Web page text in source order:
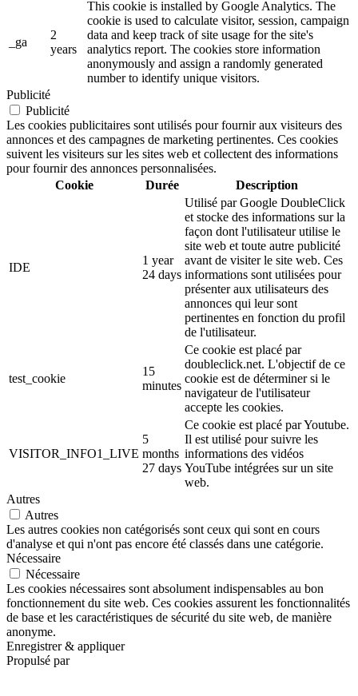
_ga
2
years
This cookie is installed by Google Analytics. The
cookie is used to calculate visitor, session, campaign
data and keep track of site usage for the site's
analytics report. The cookies store information
anonymously and assign a randomly generated
number to identify unique visitors.
Publicité
Publicité
Les cookies publicitaires sont utilisés pour fournir aux visiteurs des
annonces et des campagnes de marketing pertinentes. Ces cookies
suivent les visiteurs sur les sites web et collectent des informations
pour fournir des annonces personnalisées.
Cookie
Durée Description
IDE
1 year
24 days
Utilisé par Google DoubleClick
et stocke des informations sur la
façon dont l'utilisateur utilise le
site web et toute autre publicité
avant de visiter le site web. Ces
informations sont utilisées pour
présenter aux utilisateurs des
annonces qui leur sont
pertinentes en fonction du profil
de l'utilisateur.
test_cookie
15
minutes
Ce cookie est placé par
doubleclick.net. L'objectif de ce
cookie est de déterminer si le
navigateur de l'utilisateur
accepte les cookies.
VISITOR_INFO1_LIVE
5
months
27 days
Ce cookie est placé par Youtube.
Il est utilisé pour suivre les
informations des vidéos
YouTube intégrées sur un site
web.
Autres
Autres
Les autres cookies non catégorisés sont ceux qui sont en cours
d'analyse et qui n'ont pas encore été classés dans une catégorie.
Nécessaire
Nécessaire
Les cookies nécessaires sont absolument indispensables au bon
fonctionnement du site web. Ces cookies assurent les fonctionnalités
de base et les caractéristiques de sécurité du site web, de manière
anonyme.
Enregistrer & appliquer
Propulsé par